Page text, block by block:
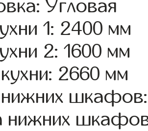
Угловая
1: 2400 мм
2: 1600 мм
2660 мм
нижних